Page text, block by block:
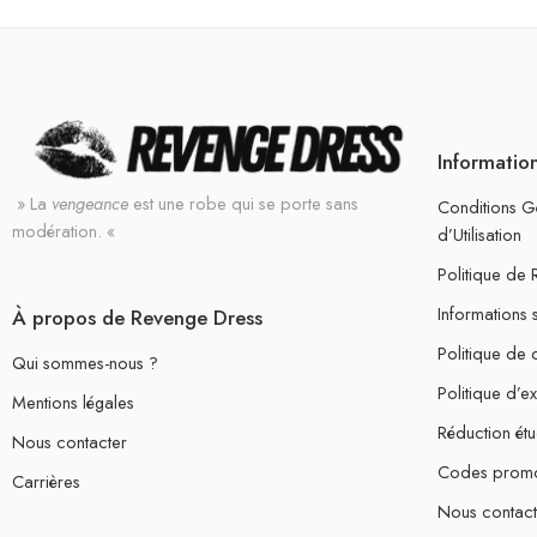
» La vengeance est une robe qui se porte sans
modération. «
À propos de Revenge Dress
Qui sommes-nous ?
Mentions légales
Nous contacter
Carrières
Conditions
d’Utilisation
Politique de
Informations
Politique de
Politique
Réduction
Codes
Nous